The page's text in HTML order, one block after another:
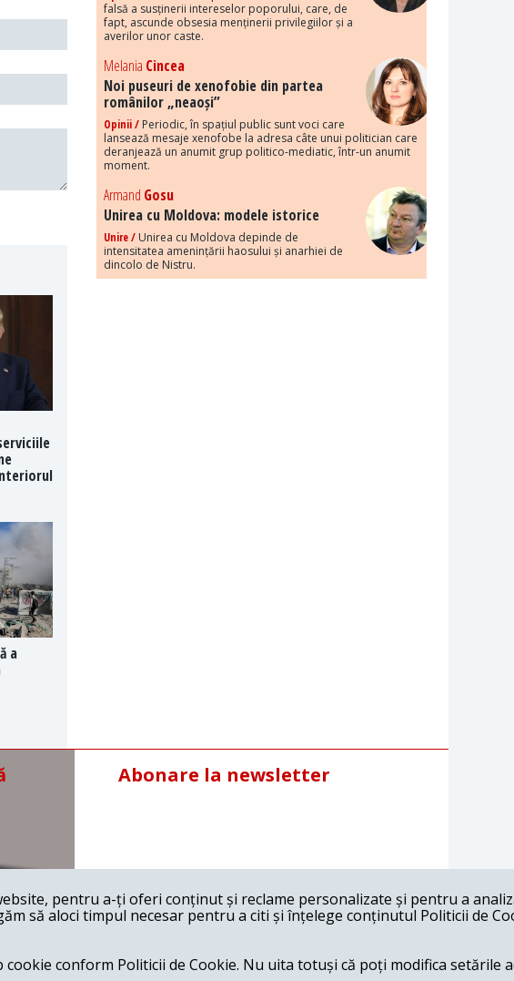
a
falsă a susținerii intereselor poporului, care, de
fapt, ascunde obsesia menținerii privilegiilor și a
averilor unor caste.
Melania Cincea
Noi puseuri de xenofobie din partea
românilor „neaoși”
Opinii / Periodic, în spațiul public sunt voci care
lansează mesaje xenofobe la adresa câte unui politician care
deranjează un anumit grup politico-mediatic, într-un anumit
moment.
Armand Gosu
Unirea cu Moldova: modele istorice
Unire / Unirea cu Moldova depinde de
intensitatea amenințării haosului și anarhiei de
dincolo de Nistru.
Abonare la newsletter
pentru a-ți oferi conținut și reclame personalizate și pentru a
să aloci timpul necesar pentru a citi și înțelege conținutul Politicii de
conform Politicii de Cookie. Nu uita totuși că poți modifica setările